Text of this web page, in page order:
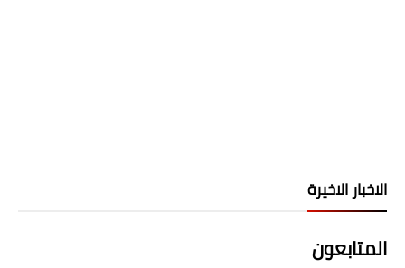
الاخبار الاخيرة
المتابعون